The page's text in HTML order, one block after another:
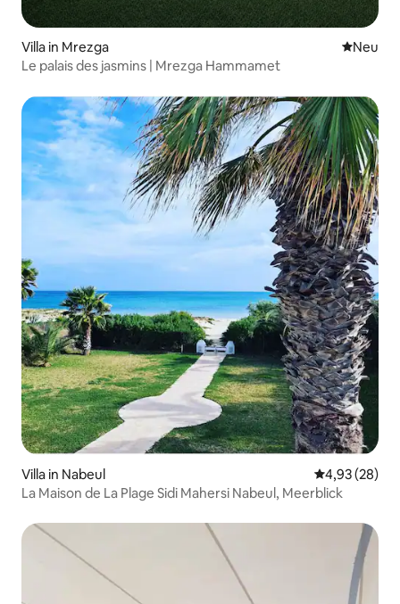
Villa in Mrezga Neue
Neu
Le palais des jasmins | Mrezga Hammamet
Villa in Nabeul‎
4,93 (28)
La Maison de La Plage Sidi Mahersi Nabeul, Meerblick